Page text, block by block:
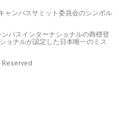
ャンパスサミット委員会のシンボル
パスインターナショナルの商標登
ョナルが認定した日本唯一のミス